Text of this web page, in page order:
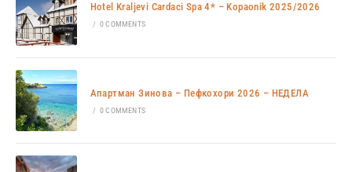
Hotel Kraljevi Cardaci Spa 4* – Kopaonik 2025/2026
/ 0 COMMENTS
Апартман Зинова – Пефкохори 2026 – НЕДЕЛА
/ 0 COMMENTS